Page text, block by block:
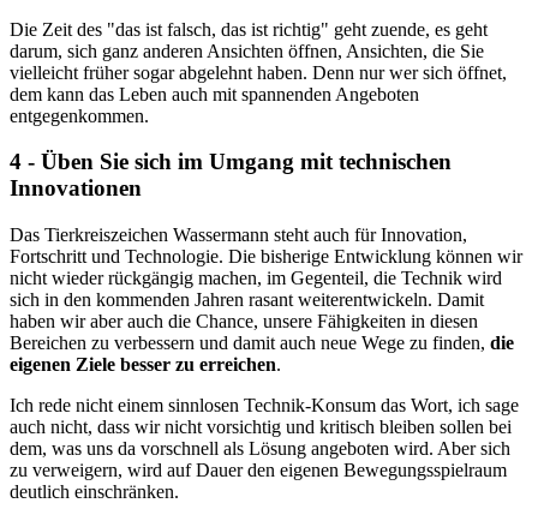
Die Zeit des "das ist falsch, das ist richtig" geht zuende, es geht
darum, sich ganz anderen Ansichten öffnen, Ansichten, die Sie
vielleicht früher sogar abgelehnt haben. Denn nur wer sich öffnet,
dem kann das Leben auch mit spannenden Angeboten
entgegenkommen.
4 - Üben Sie sich im Umgang mit technischen
Innovationen
Das Tierkreiszeichen Wassermann steht auch für Innovation,
Fortschritt und Technologie. Die bisherige Entwicklung können wir
nicht wieder rückgängig machen, im Gegenteil, die Technik wird
sich in den kommenden Jahren rasant weiterentwickeln. Damit
haben wir aber auch die Chance, unsere Fähigkeiten in diesen
Bereichen zu verbessern und damit auch neue Wege zu finden, die
eigenen Ziele besser zu erreichen.
Ich rede nicht einem sinnlosen Technik-Konsum das Wort, ich sage
auch nicht, dass wir nicht vorsichtig und kritisch bleiben sollen bei
dem, was uns da vorschnell als Lösung angeboten wird. Aber sich
zu verweigern, wird auf Dauer den eigenen Bewegungsspielraum
deutlich einschränken.